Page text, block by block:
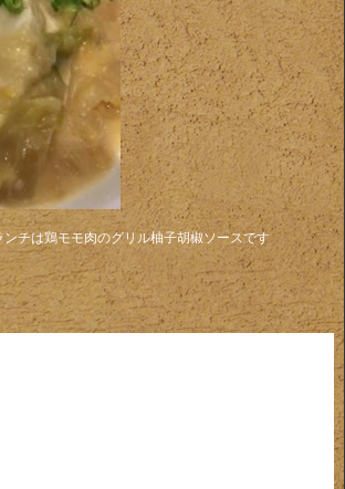
チは鶏モモ肉のグリル柚子胡椒ソースです